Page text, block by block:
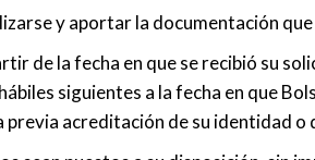
y aportar la documentación
de la fecha en que se recibió su
siguientes a la fecha en que
acreditación de su identidad